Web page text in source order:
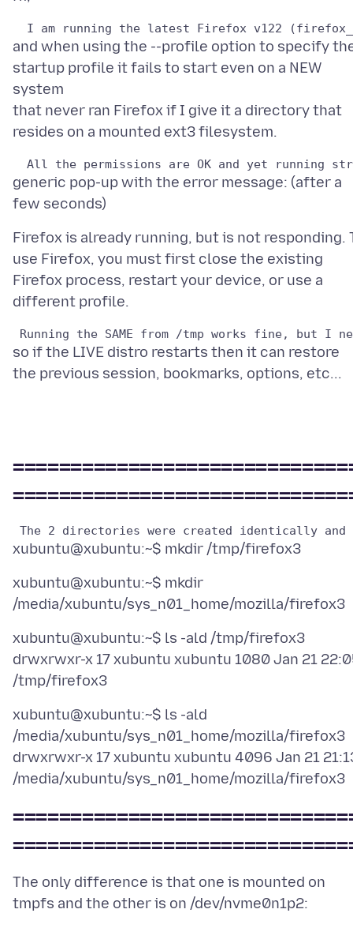
and when using the --profile option to specify
startup profile it fails to start even on a NEW
system
that never ran Firefox if I give it a directory that
generic pop-up with the error message: (after a
Firefox is already running, but is not responding.
use Firefox, you must first close the existing
Firefox process, restart your device, or use a
so if the LIVE distro restarts then it can restore
xubuntu@xubuntu:~$ mkdir
xubuntu@xubuntu:~$ ls -ald /tmp/firefox3
drwxrwxr-x 17 xubuntu xubuntu 1080 Jan 21
xubuntu@xubuntu:~$ ls -ald
/media/xubuntu/sys_n01_home/mozilla/firefox3
drwxrwxr-x 17 xubuntu xubuntu 4096 Jan 21
The only difference is that one is mounted on